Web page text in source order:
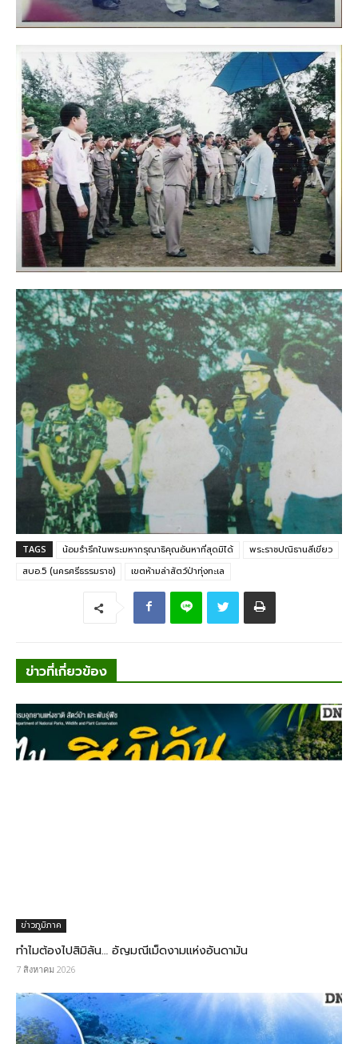
TAGS น้อมรำรึกในพระมหากรุณาธิคุณอันหาที่สุดมิได้
พระราชปณิธานสีเขียว
สบอ.5 (นครศรีธรรมราช)
เขตห้ามล่าสัตว์ป่าทุ่งทะเล
ข่าวที่เกี่ยวข้อง
ข่าวภูมิภาค
ทำไมต้องไปสิมิลัน… อัญมณีเม็ดงามแห่งอันดามัน
7 สิงหาคม 2026